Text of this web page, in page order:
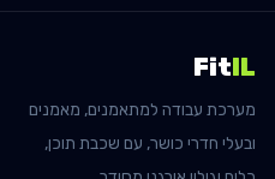
FitIL
מערכת עבודה למתאמנים, מאמנים
ובעלי חדרי כושר, עם שכבת תוכן,